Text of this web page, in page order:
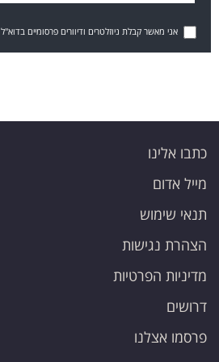
אני מאשר קבלת ניוזלטרים ודיוורים פרסומיים בדוא"ל
כתבו אלינו
מייל אדום
תנאי שימוש
הצהרת נגישות
מדיניות הפרטיות
דרושים
פרסמו אצלנו